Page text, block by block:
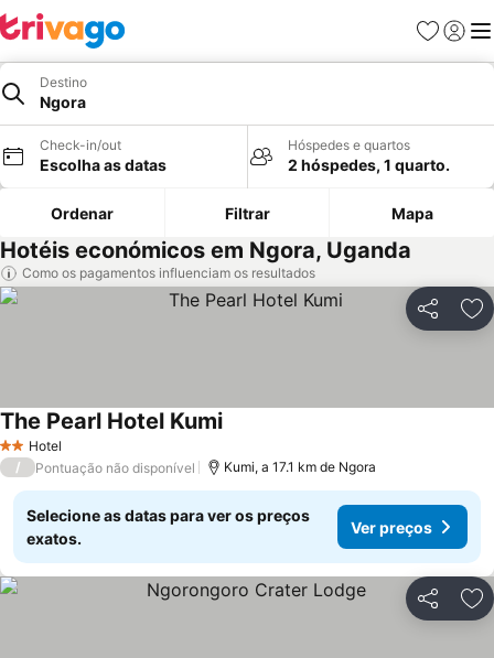
Favoritos
Iniciar
Destino
Ngora
Check-in/out
Escolha as datas
Hóspedes e quartos
2 hóspedes, 1 quarto.
Ordenar Filtrar Mapa
Hotéis económicos em Ngora, Uganda
Como os pagamentos influenciam os resultados
Partilhar
2 Estrelas
Hotel
The Pearl Hotel KumiVer preços
/ Pontuação não disponível Kumi, a 17.1 km de Ngora
Selecione as datas para ver os preços
exatos.
Ver preços
Partilhar